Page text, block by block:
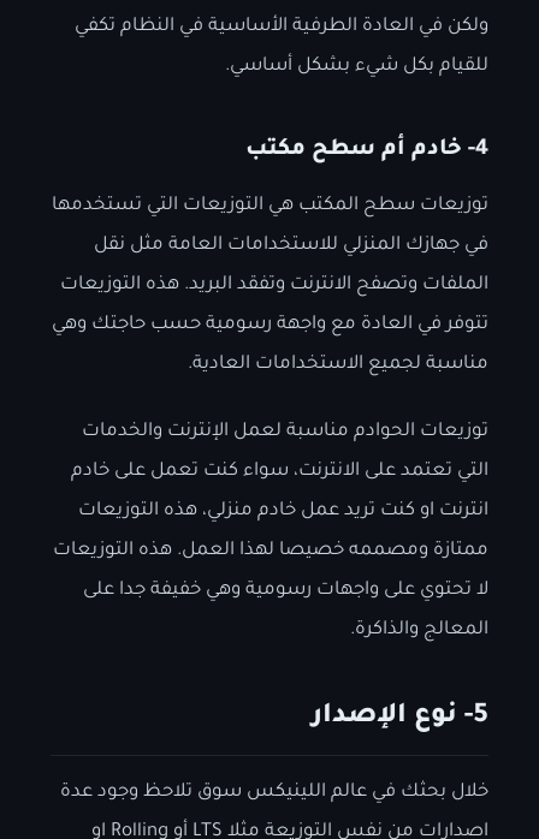
ولكن في العادة الطرفية الأساسية في النظام تكفي
للقيام بكل شيء بشكل أساسي.
4- خادم أم سطح مكتب
توزيعات سطح المكتب هي التوزيعات التي تستخدمها
في جهازك المنزلي للاستخدامات العامة مثل نقل
الملفات وتصفح الانترنت وتفقد البريد. هذه التوزيعات
تتوفر في العادة مع واجهة رسومية حسب حاجتك وهي
مناسبة لجميع الاستخدامات العادية.
توزيعات الحوادم مناسبة لعمل الإنترنت والخدمات
التي تعتمد على الانترنت، سواء كنت تعمل على خادم
انترنت او كنت تريد عمل خادم منزلي، هذه التوزيعات
ممتازة ومصممه خصيصا لهذا العمل. هذه التوزيعات
لا تحتوي على واجهات رسومية وهي خفيفة جدا على
المعالج والذاكرة.
5- نوع الإصدار
خلال بحثك في عالم اللينيكس سوق تلاحظ وجود عدة
اصدارات من نفس التوزيعة مثلا LTS أو Rolling او